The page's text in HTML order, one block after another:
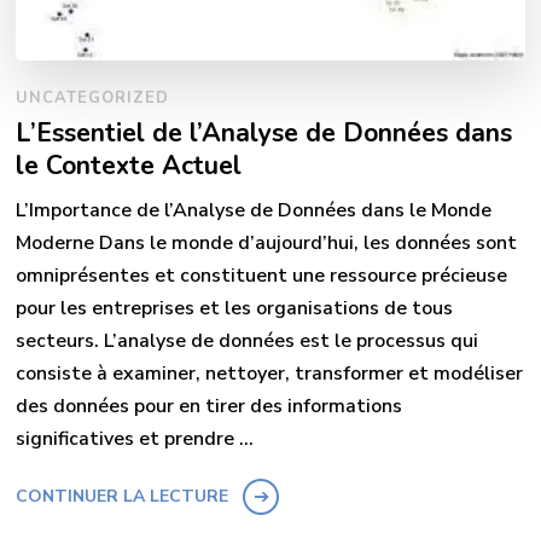
UNCATEGORIZED
L’Essentiel de l’Analyse de Données dans
le Contexte Actuel
L’Importance de l’Analyse de Données dans le Monde
Moderne Dans le monde d’aujourd’hui, les données sont
omniprésentes et constituent une ressource précieuse
pour les entreprises et les organisations de tous
secteurs. L’analyse de données est le processus qui
consiste à examiner, nettoyer, transformer et modéliser
des données pour en tirer des informations
significatives et prendre …
CONTINUER LA LECTURE